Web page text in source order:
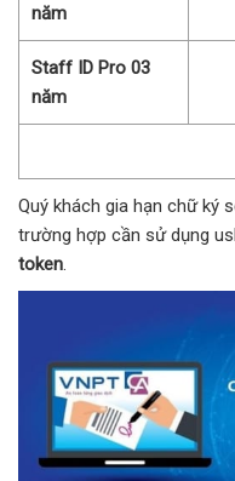
năm
Staff ID Pro 03
năm
Quý khách gia hạn chữ ký
trường hợp cần sử dụng
token